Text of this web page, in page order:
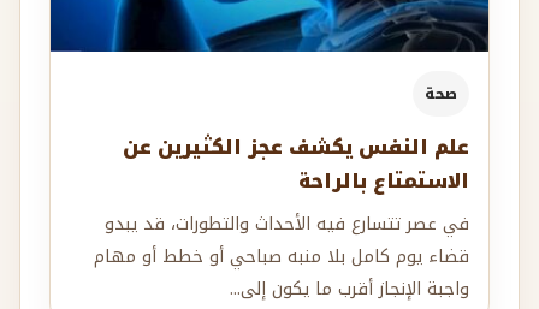
صحة
علم النفس يكشف عجز الكثيرين عن
الاستمتاع بالراحة
في عصر تتسارع فيه الأحداث والتطورات، قد يبدو
قضاء يوم كامل بلا منبه صباحي أو خطط أو مهام
واجبة الإنجاز أقرب ما يكون إلى...